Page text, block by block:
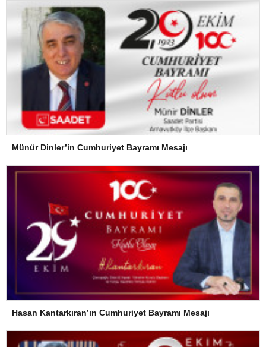
Münür Dinler’in Cumhuriyet Bayramı Mesajı
Hasan Kantarkıran’ın Cumhuriyet Bayramı Mesajı